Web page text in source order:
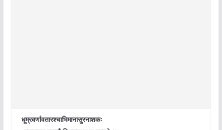
धूम्रवर्णावतारश्चाभिमानासुरनाशकः